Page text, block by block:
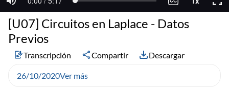
[U07] Circuitos en Laplace - Datos
Previos
Transcripción Compartir Descargar
26/10/2020Ver más